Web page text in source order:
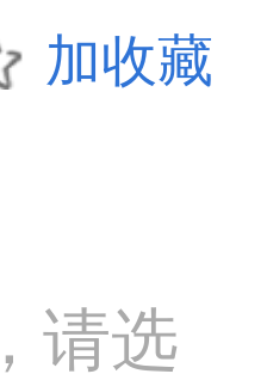
加收藏
请选